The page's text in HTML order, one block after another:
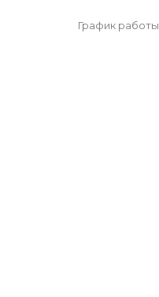
График работы